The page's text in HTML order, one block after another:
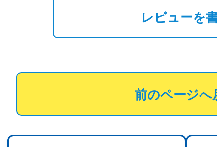
レビューを
前のページへ